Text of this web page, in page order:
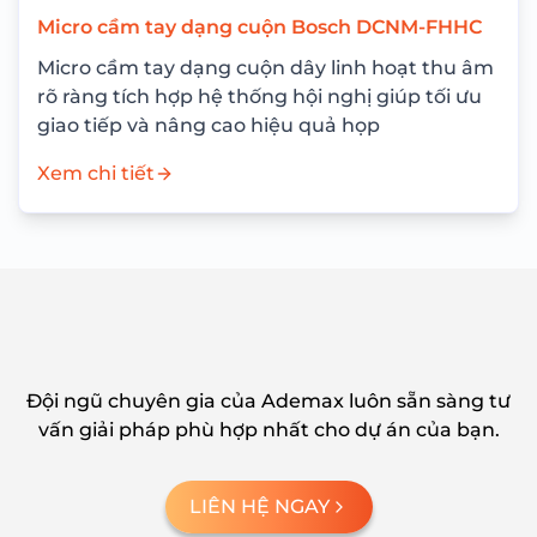
Micro cầm tay dạng cuộn Bosch DCNM-FHHC
Micro cầm tay dạng cuộn dây linh hoạt thu âm
rõ ràng tích hợp hệ thống hội nghị giúp tối ưu
giao tiếp và nâng cao hiệu quả họp
Xem chi tiết
Đội ngũ chuyên gia của Ademax luôn sẵn sàng tư
vấn giải pháp phù hợp nhất cho dự án của bạn.
LIÊN HỆ NGAY